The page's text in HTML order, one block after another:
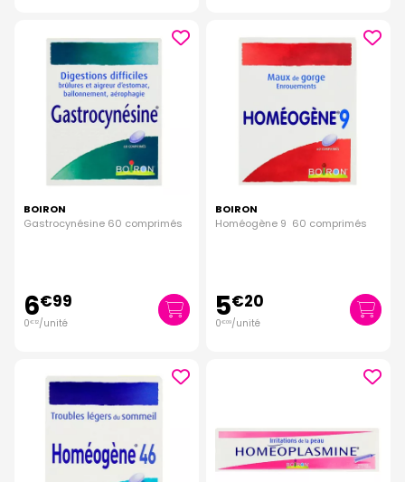
BOIRON
Gastrocynésine 60 comprimés
6€99
0€ 12/unité
BOIRON
Homéogène 9 60 comprimés
5€20
0€09/unité